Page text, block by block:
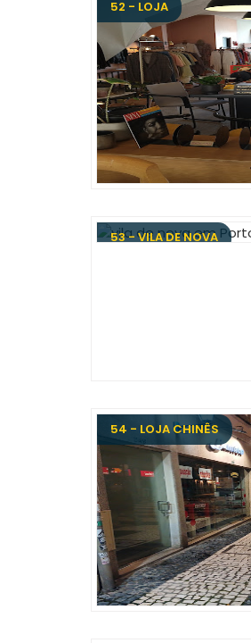
52 - LOJA
53 - VILA DE NOVA
54 - LOJA CHINÊS